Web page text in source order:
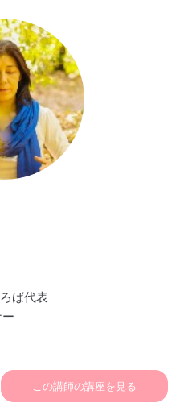
ば代表
育瞑想 ストレス管理とセル
この講師の講座を見る